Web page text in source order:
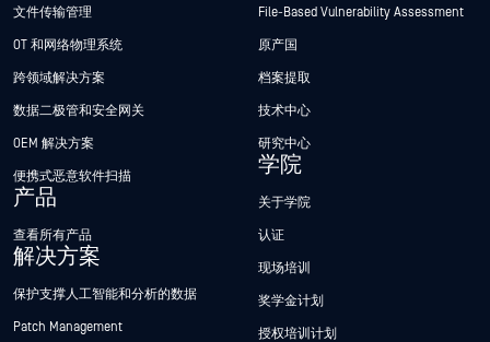
文件传输管理
OT 和网络物理系统
跨领域解决方案
数据二极管和安全网关
OEM 解决方案
便携式恶意软件扫描
产品
查看所有产品
解决方案
保护支撑人工智能和分析的数据
Patch Management
File-Based Vulnerability Assessment
原产国
档案提取
技术中心
研究中心
学院
关于学院
认证
现场培训
奖学金计划
授权培训计划